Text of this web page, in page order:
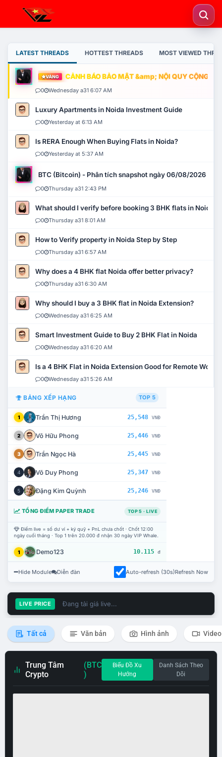
LATEST THREADS HOTTEST THREADS MOST VIEWED
VÀNG CẢNH BÁO BẢO MẬT &amp; NỘI QUY CỘNG
0 Wednesday a31 6:07 AM
Luxury Apartments in Noida Investment Guide
0 Yesterday at 6:13 AM
Is RERA Enough When Buying Flats in Noida?
0 Yesterday at 5:37 AM
BTC (Bitcoin) - Phân tích snapshot ngày 06/08/2026
0 Thursday a31 2:43 PM
What should I verify before booking 3 BHK flats in Noida?
0 Thursday a31 8:01 AM
How to Verify property in Noida Step by Step
0 Thursday a31 6:57 AM
Why does a 4 BHK flat Noida offer better privacy?
0 Thursday a31 6:30 AM
Why should I buy a 3 BHK flat in Noida Extension?
0 Wednesday a31 6:25 AM
Smart Investment Guide to Buy 2 BHK Flat in Noida
0 Wednesday a31 6:20 AM
Is a 4 BHK Flat in Noida Extension Good for Remote Work?
0 Wednesday a31 5:26 AM
BẢNG XẾP HẠNG TOP 5
1 Trần Thị Hương 25,548 VNĐ
2 Võ Hữu Phong 25,446 VNĐ
3 Trần Ngọc Hà 25,445 VNĐ
4 Võ Duy Phong 25,347 VNĐ
5 Đặng Kim Quỳnh 25,246 VNĐ
TỔNG ĐIỂM PAPER TRADE TOP 5 · LIVE
Điểm live = số dư ví + ký quỹ + PnL chưa chốt · Chốt 12:00
ngày cuối tháng · Top 1 trên 20.000 đ nhận 30 ngày VIP Whale.
1 Demo123 10.115 đ
Hide Module Diễn đàn Auto-refresh (30s)Refresh Now
LIVE PRICE Đang tải giá live...
Tất cả Văn bản Hình ảnh Video
Trung Tâm
Crypto
(BTC
)
Biểu Đồ Xu
Hướng
Danh Sách Theo
Dõi